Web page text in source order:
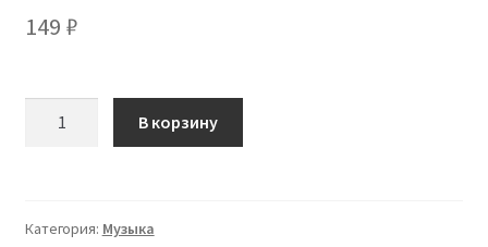
149 ₽
вокального
В корзину
Категория: Музыка